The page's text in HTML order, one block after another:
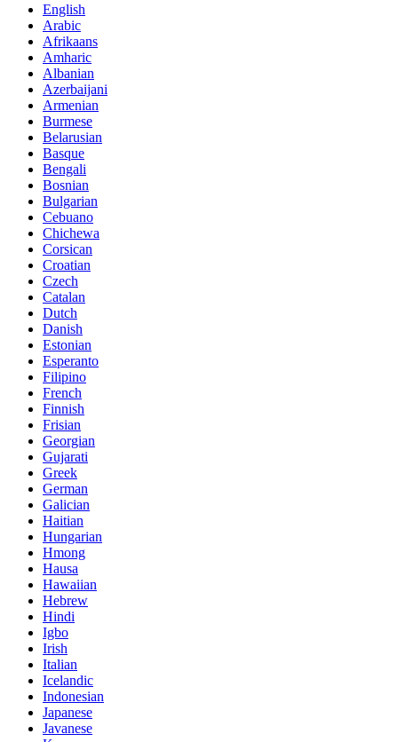
English
Arabic
Afrikaans
Amharic
Albanian
Azerbaijani
Armenian
Burmese
Belarusian
Basque
Bengali
Bosnian
Bulgarian
Cebuano
Chichewa
Corsican
Croatian
Czech
Catalan
Dutch
Danish
Estonian
Esperanto
Filipino
French
Finnish
Frisian
Georgian
Gujarati
Greek
German
Galician
Haitian
Hungarian
Hmong
Hausa
Hawaiian
Hebrew
Hindi
Igbo
Irish
Italian
Icelandic
Indonesian
Japanese
Javanese